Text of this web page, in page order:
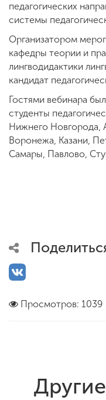
педагогических
системы
Организатором
кафедры теории и
лингводидактики
кандидат
Гостями вебинара
студенты
Нижнего Новгорода,
Воронежа, Казани,
Самары, Павлово,
Просмотров: 1039